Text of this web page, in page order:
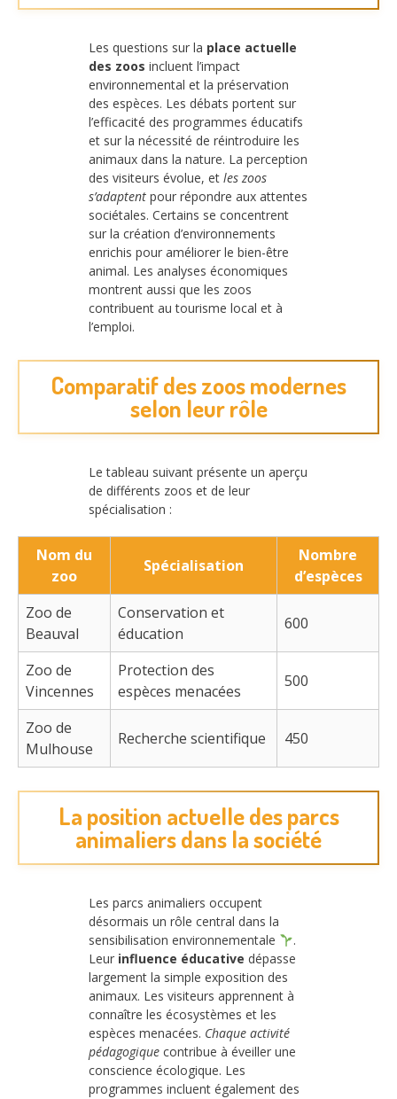
Les questions sur la place actuelle
des zoos incluent l’impact
environnemental et la préservation
des espèces. Les débats portent sur
l’efficacité des programmes éducatifs
et sur la nécessité de réintroduire les
animaux dans la nature. La perception
des visiteurs évolue, et les zoos
s’adaptent pour répondre aux attentes
sociétales. Certains se concentrent
sur la création d’environnements
enrichis pour améliorer le bien-être
animal. Les analyses économiques
montrent aussi que les zoos
contribuent au tourisme local et à
l’emploi.
Comparatif des zoos modernes
selon leur rôle
Le tableau suivant présente un aperçu
de différents zoos et de leur
spécialisation :
Nom du
zoo
Spécialisation
Nombre
d’espèces
Zoo de
Beauval
Conservation et
éducation
600
Zoo de
Vincennes
Protection des
espèces menacées
500
Zoo de
Mulhouse
Recherche scientifique 450
La position actuelle des parcs
animaliers dans la société
Les parcs animaliers occupent
désormais un rôle central dans la
sensibilisation environnementale
.
Leur influence éducative dépasse
largement la simple exposition des
animaux. Les visiteurs apprennent à
connaître les écosystèmes et les
espèces menacées. Chaque activité
pédagogique contribue à éveiller une
conscience écologique. Les
programmes incluent également des